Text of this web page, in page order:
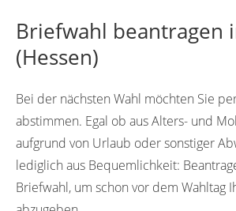
Briefwahl beantragen
(Hessen)
Bei der nächsten Wahl möchten Sie
abstimmen. Egal ob aus Alters- und
aufgrund von Urlaub oder sonstiger
lediglich aus Bequemlichkeit:
Briefwahl, um schon vor dem Wahltag